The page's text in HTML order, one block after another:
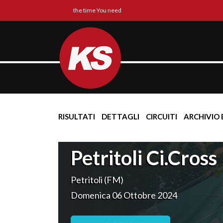
the time You need
RISULTATI DETTAGLI CIRCUITI ARCHIVIO
Petritoli Ci.Cross
Petritoli (FM)
Domenica 06 Ottobre 2024